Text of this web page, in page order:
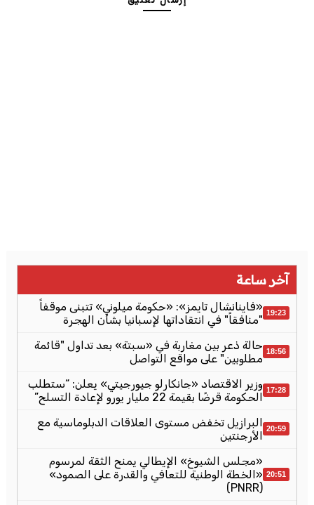
آخر ساعة
19:23 «فاينانشال تايمز»: «حكومة ميلوني» تتبنى موقفاً
"منافقاً" في انتقاداتها لإسبانيا بشأن الهجرة
18:56 حالة ذعر بين مغاربة في «سبتة» بعد تداول "قائمة
مطلوبين" على مواقع التواصل
17:28 وزير الاقتصاد «جانكارلو جيورجيتي» يعلن: “ستطلب
الحكومة قرضًا بقيمة 22 مليار يورو لإعادة التسلح”
20:59 البرازيل تخفض مستوى العلاقات الدبلوماسية مع
الأرجنتين
20:51
«مجلس الشيوخ» الإيطالي يمنح الثقة لمرسوم
«الخطة الوطنية للتعافي والقدرة على الصمود»
(PNRR)